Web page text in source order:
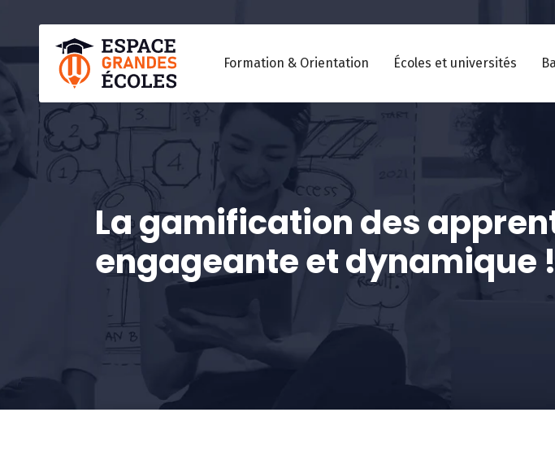
Formation & Orientation Écoles et universités
La gamification des
engageante et dynamique !